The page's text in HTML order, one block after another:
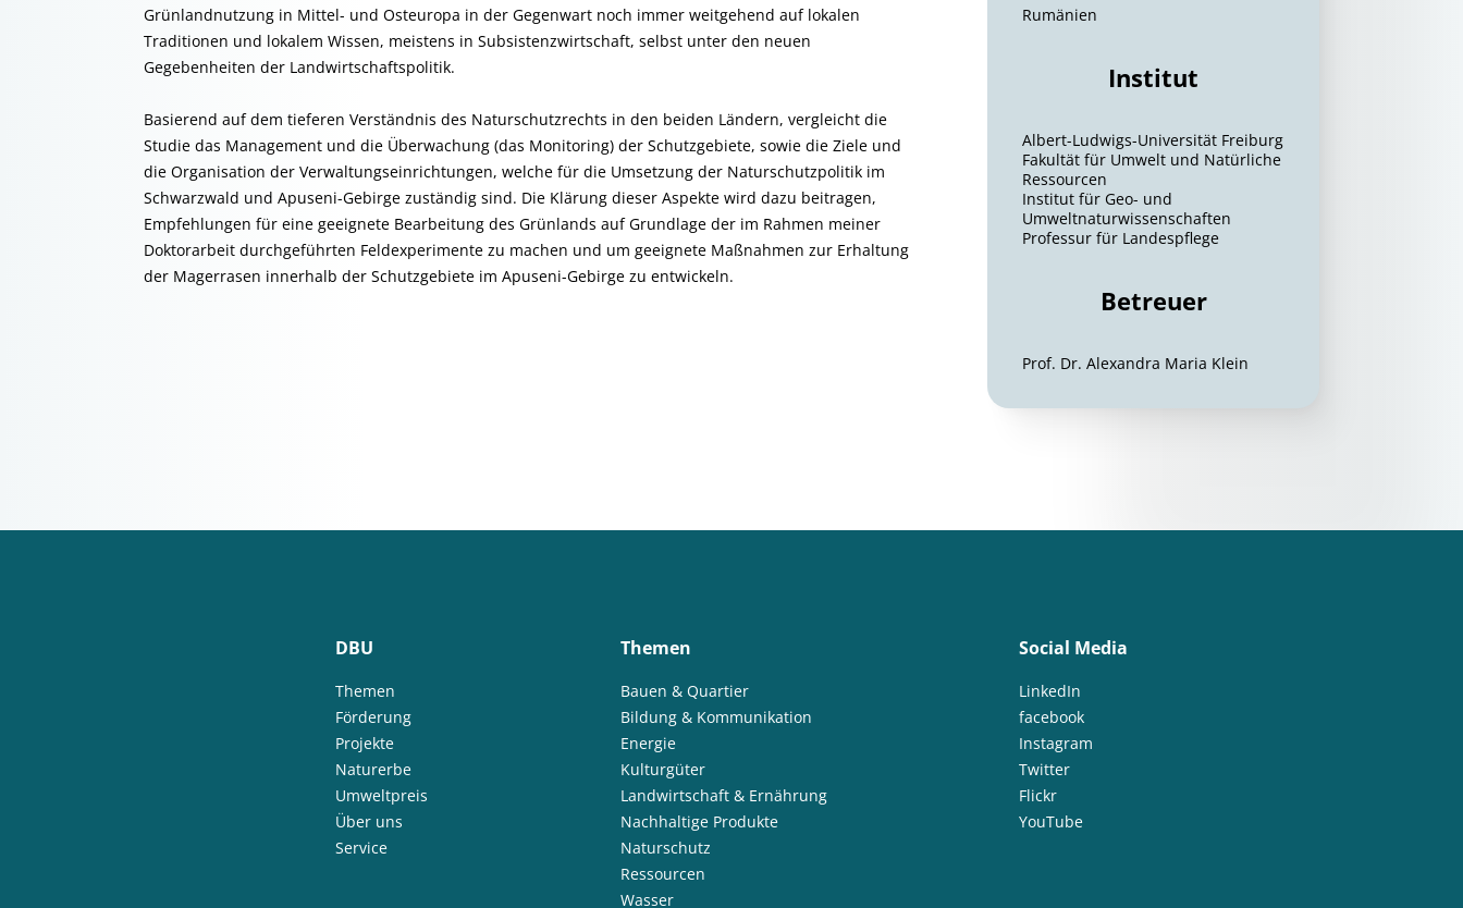
Grünlandnutzung in Mittel- und Osteuropa in der Gegenwart noch immer weitgehend auf lokalen
Traditionen und lokalem Wissen, meistens in Subsistenzwirtschaft, selbst unter den neuen
Gegebenheiten der Landwirtschaftspolitik.
Basierend auf dem tieferen Verständnis des Naturschutzrechts in den beiden Ländern, vergleicht die
Studie das Management und die Überwachung (das Monitoring) der Schutzgebiete, sowie die Ziele und
die Organisation der Verwaltungseinrichtungen, welche für die Umsetzung der Naturschutzpolitik im
Schwarzwald und Apuseni-Gebirge zuständig sind. Die Klärung dieser Aspekte wird dazu beitragen,
Empfehlungen für eine geeignete Bearbeitung des Grünlands auf Grundlage der im Rahmen meiner
Doktorarbeit durchgeführten Feldexperimente zu machen und um geeignete Maßnahmen zur Erhaltung
der Magerrasen innerhalb der Schutzgebiete im Apuseni-Gebirge zu entwickeln.
Rumänien
Institut
Albert-Ludwigs-Universität Freiburg
Fakultät für Umwelt und Natürliche
Ressourcen
Institut für Geo- und
Umweltnaturwissenschaften
Professur für Landespflege
Betreuer
Prof. Dr. Alexandra Maria Klein
DBU
Themen
Förderung
Projekte
Naturerbe
Umweltpreis
Über uns
Service
Themen
Bauen & Quartier
Bildung & Kommunikation
Energie
Kulturgüter
Landwirtschaft & Ernährung
Nachhaltige Produkte
Naturschutz
Ressourcen
Wasser
Social Media
LinkedIn
facebook
Instagram
Twitter
Flickr
YouTube